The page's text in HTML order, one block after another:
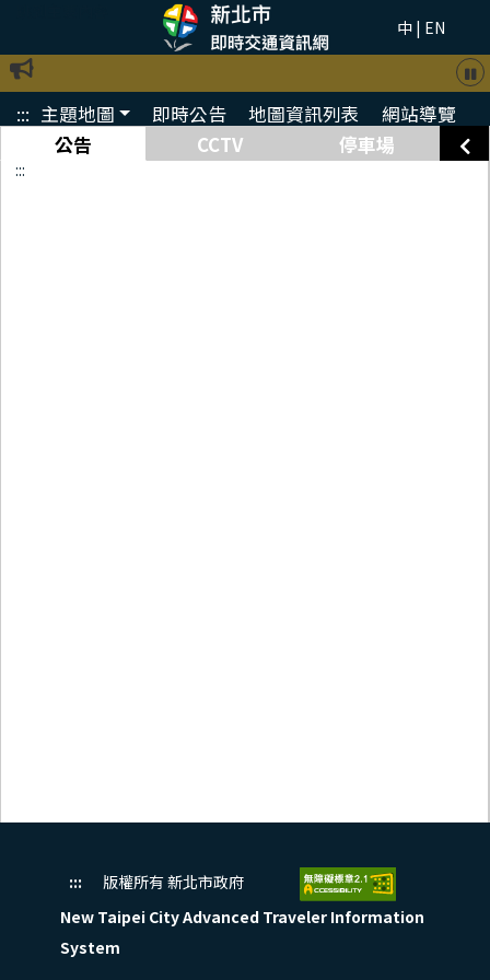
::: 主題地圖 即時公告 地圖資訊列表 網站導覽
中 | EN
公告 CCTV 停車場
:::
:::
版權所有 新北市政府
New Taipei City Advanced Traveler Information
System